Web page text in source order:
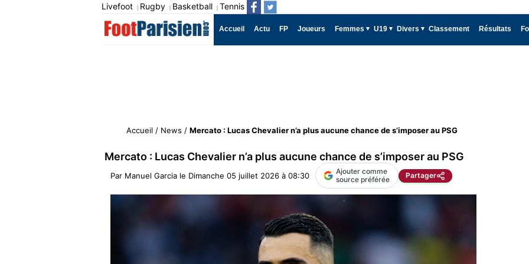
Livefoot | Rugby | Basketball | Tennis
Accueil Actu FP Joueurs Femmes U19 Divers Classement Résultats
Accueil / News / Mercato : Lucas Chevalier n’a plus aucune chance de s’imposer au PSG
Mercato : Lucas Chevalier n’a plus aucune chance de s’imposer au PSG
Par Manuel Garcia le Dimanche 05 juillet 2026 à 08:30
Ajouter comme
source préférée
Partager